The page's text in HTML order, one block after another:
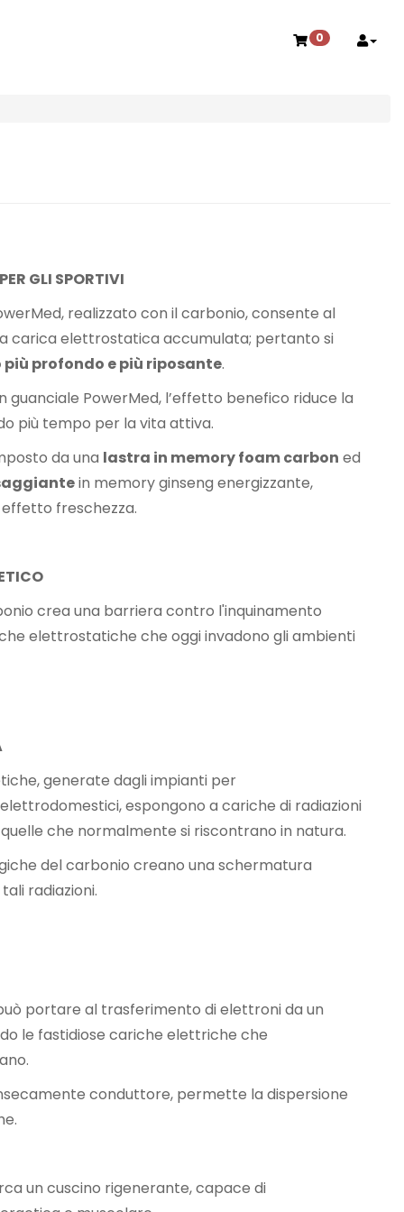
0
GLI SPORTIVI
realizzato con il carbonio, consente al
carica elettrostatica accumulata; pertanto si
più profondo e più riposante.
guanciale PowerMed, l’effetto benefico riduce la
più tempo per la vita attiva.
da una lastra in memory foam carbon ed
in memory ginseng energizzante,
freschezza.
crea una barriera contro l'inquinamento
elettrostatiche che oggi invadono gli ambienti
generate dagli impianti per
espongono a cariche di radiazioni
che normalmente si riscontrano in natura.
del carbonio creano una schermatura
radiazioni.
portare al trasferimento di elettroni da un
le fastidiose cariche elettriche che
conduttore, permette la dispersione
un cuscino rigenerante, capace di